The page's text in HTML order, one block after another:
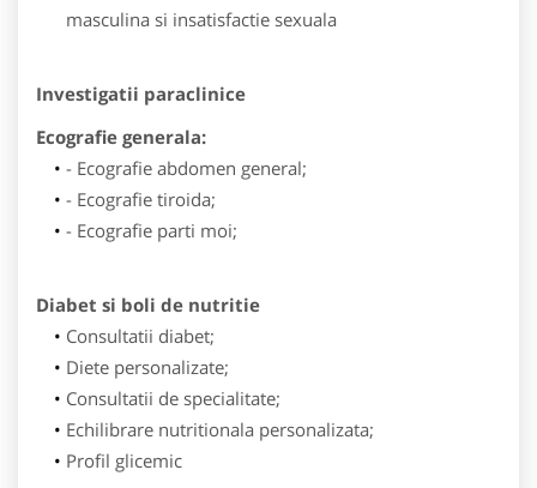
masculina si insatisfactie sexuala
Investigatii paraclinice
Ecografie generala:
- Ecografie abdomen general;
- Ecografie tiroida;
- Ecografie parti moi;
Diabet si boli de nutritie
Consultatii diabet;
Diete personalizate;
Consultatii de specialitate;
Echilibrare nutritionala personalizata;
Profil glicemic